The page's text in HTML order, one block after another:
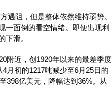
遇阻，但是整体依然维持弱势。
一面倒的看空情绪。即便出现利
下滑。
附近，创 1920年以来的最差季度
4月初的1217吨减少至6月 25日的
398亿美元，降幅达到 36%。从